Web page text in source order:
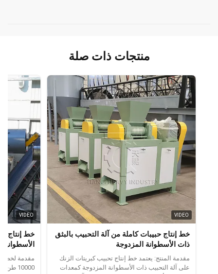
منتجات ذات صلة
VIDEO
خط إنتاج حبيبات كاملة من آلة التحبيب بالبثق
ذات الأسطوانة المزدوجة
مقدمة المنتج: يعتمد خط إنتاج تحبيب كبريتات الزنك
على آلة التحبيب ذات الأسطوانة المزدوجة كمعدات
VIDEO
خط إنتاج
إنتاجية سنوية
مقدمة لخط
10000